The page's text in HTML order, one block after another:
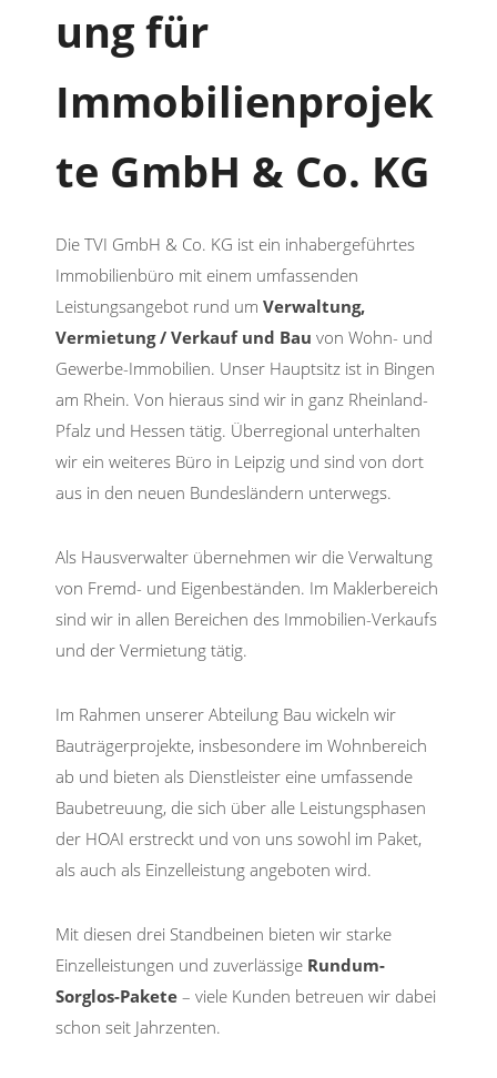
ung für
Immobilienprojek
te GmbH & Co. KG
Die TVI GmbH & Co. KG ist ein inhabergeführtes
Immobilienbüro mit einem umfassenden
Leistungsangebot rund um Verwaltung,
Vermietung / Verkauf und Bau von Wohn- und
Gewerbe-Immobilien. Unser Hauptsitz ist in Bingen
am Rhein. Von hieraus sind wir in ganz Rheinland-
Pfalz und Hessen tätig. Überregional unterhalten
wir ein weiteres Büro in Leipzig und sind von dort
aus in den neuen Bundesländern unterwegs.
Als Hausverwalter übernehmen wir die Verwaltung
von Fremd- und Eigenbeständen. Im Maklerbereich
sind wir in allen Bereichen des Immobilien-Verkaufs
und der Vermietung tätig.
Im Rahmen unserer Abteilung Bau wickeln wir
Bauträgerprojekte, insbesondere im Wohnbereich
ab und bieten als Dienstleister eine umfassende
Baubetreuung, die sich über alle Leistungsphasen
der HOAI erstreckt und von uns sowohl im Paket,
als auch als Einzelleistung angeboten wird.
Mit diesen drei Standbeinen bieten wir starke
Einzelleistungen und zuverlässige Rundum-
Sorglos-Pakete – viele Kunden betreuen wir dabei
schon seit Jahrzenten.